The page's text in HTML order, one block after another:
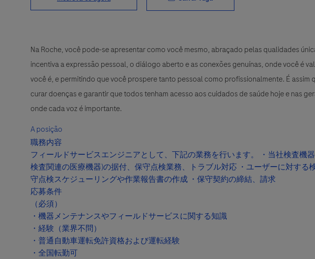
Na Roche, você pode-se apresentar como você mesmo, abraçado pelas qualidades
incentiva a expressão pessoal, o diálogo aberto e as conexões genuínas, onde você é
você é, e permitindo que você prospere tanto pessoal como profissionalmente. É assim
curar doenças e garantir que todos tenham acesso aos cuidados de saúde hoje e nas
onde cada voz é importante.
A posição
職務内容
フィールドサービスエンジニアとして、下記の業務を行います。 ・当社検査機
検査関連の医療機器)の据付、保守点検業務、トラブル対応 ・ユーザーに対する
守点検スケジューリングや作業報告書の作成 ・保守契約の締結、請求
応募条件
（必須）
・機器メンテナンスやフィールドサービスに関する知識
・経験（業界不問）
・普通自動車運転免許資格および運転経験
・全国転勤可